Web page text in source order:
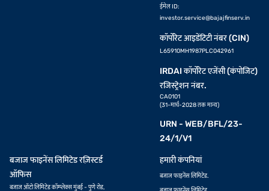
ईमेल ID:
investor.service@bajajfinserv.in
कॉर्पोरेट आइडेंटिटी नंबर (CIN)
L65910MH1987PLC042961
IRDAI कॉर्पोरेट एजेंसी (कंपोजिट)
रजिस्ट्रेशन नंबर.
CA0101
(31-मार्च-2028 तक मान्य)
URN - WEB/BFL/23-
24/1/V1
बजाज फाइनेंस लिमिटेड रज़िस्टर्ड
ऑफिस
बजाज ऑटो लिमिटेड कॉम्प्लेक्स मुंबई - पुणे रोड,
हमारी कंपनियां
बजाज फाइनेंस लिमिटेड.